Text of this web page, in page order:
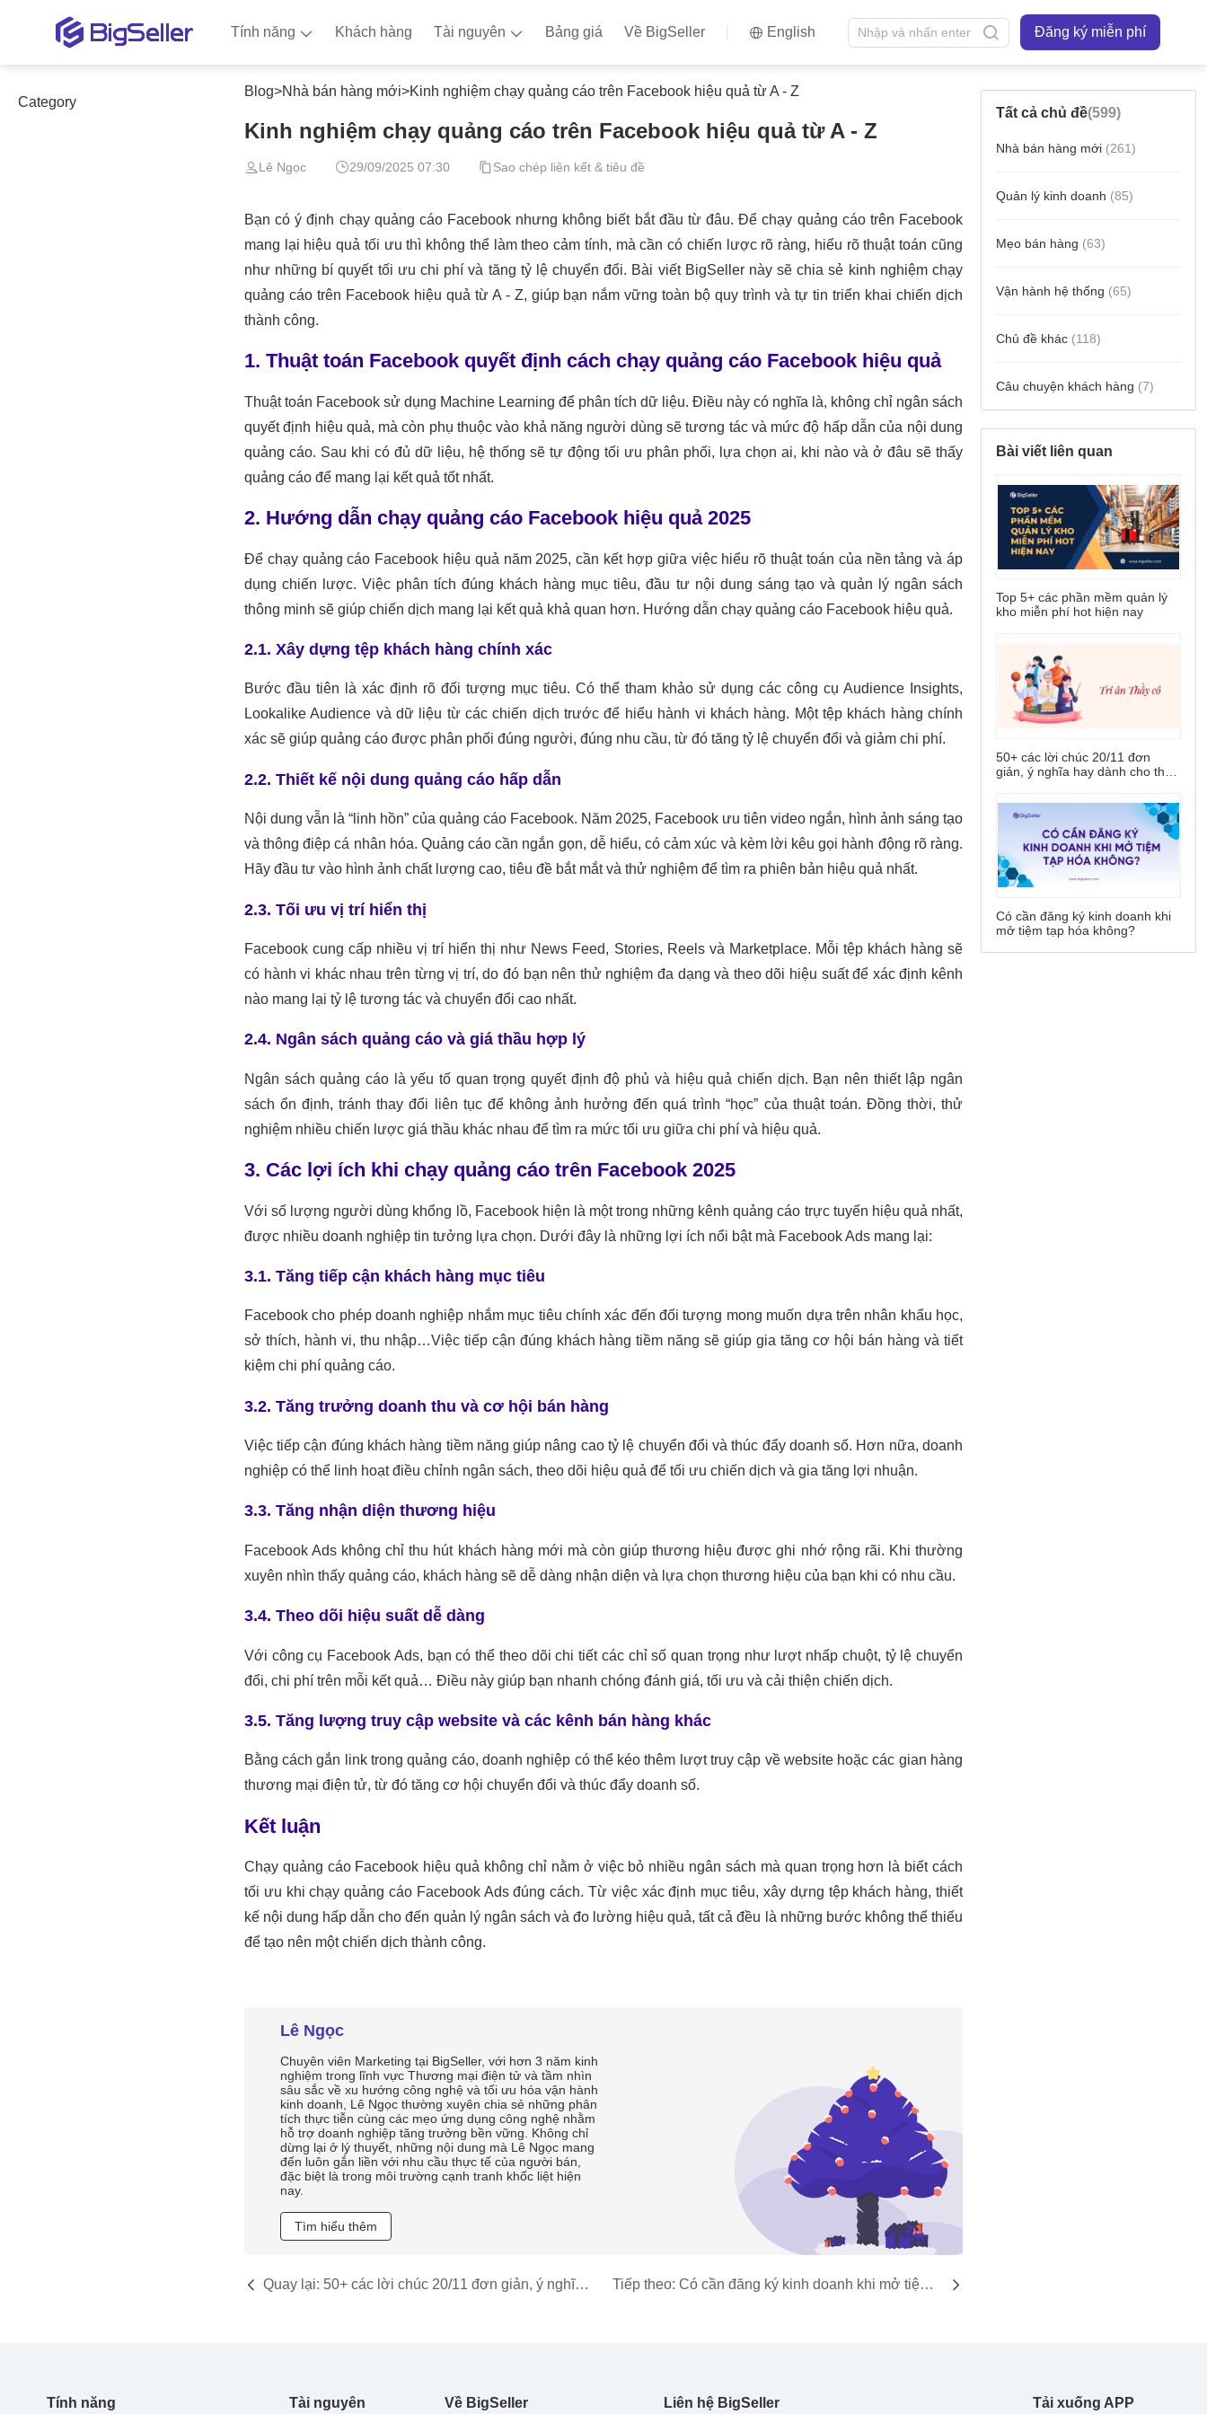
Tính năng Khách hàng Tài nguyên Bảng giá Về BigSeller English Đăng ký miễn phí
Category
Blog>Nhà bán hàng mới>Kinh nghiệm chạy quảng cáo trên Facebook hiệu quả từ A - Z
Kinh nghiệm chạy quảng cáo trên Facebook hiệu quả từ A - Z
Lê Ngọc 29/09/2025 07:30 Sao chép liên kết & tiêu đề
Lê Ngọc
Chuyên viên Marketing tại BigSeller, với hơn 3 năm kinh
nghiệm trong lĩnh vực Thương mại điện tử và tầm nhìn
sâu sắc về xu hướng công nghệ và tối ưu hóa vận hành
kinh doanh, Lê Ngọc thường xuyên chia sẻ những phân
tích thực tiễn cùng các mẹo ứng dụng công nghệ nhằm
hỗ trợ doanh nghiệp tăng trưởng bền vững. Không chỉ
dừng lại ở lý thuyết, những nội dung mà Lê Ngọc mang
đến luôn gắn liền với nhu cầu thực tế của người bán,
đặc biệt là trong môi trường cạnh tranh khốc liệt hiện
nay.
Tìm hiểu thêm
Quay lại: 50+ các lời chúc 20/11 đơn giản, ý nghĩa
Tiếp theo: Có cần đăng ký kinh doanh khi mở tiệm
Tất cả chủ đề(599)
Nhà bán hàng mới (261)
Quản lý kinh doanh (85)
Mẹo bán hàng (63)
Vận hành hệ thống (65)
Chủ đề khác (118)
Câu chuyện khách hàng (7)
Bài viết liên quan
Top 5+ các phần mềm quản lý
kho miễn phí hot hiện nay
50+ các lời chúc 20/11 đơn
giản, ý nghĩa hay dành cho thầy
Có cần đăng ký kinh doanh khi
mở tiệm tạp hóa không?
Tính năng Tài nguyên Về BigSeller Liên hệ BigSeller Tải xuống APP